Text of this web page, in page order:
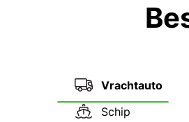
Vrachtauto
Schip